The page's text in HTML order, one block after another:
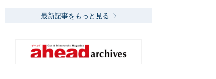
最新記事をもっと見る